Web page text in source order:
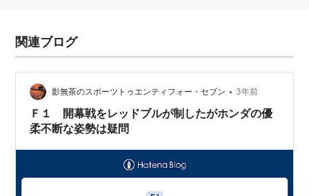
関連ブログ
影無茶のスポーツトゥエンティフォー・セブン • 3年前
Ｆ１ 開幕戦をレッドブルが制したがホンダの優
柔不断な姿勢は疑問